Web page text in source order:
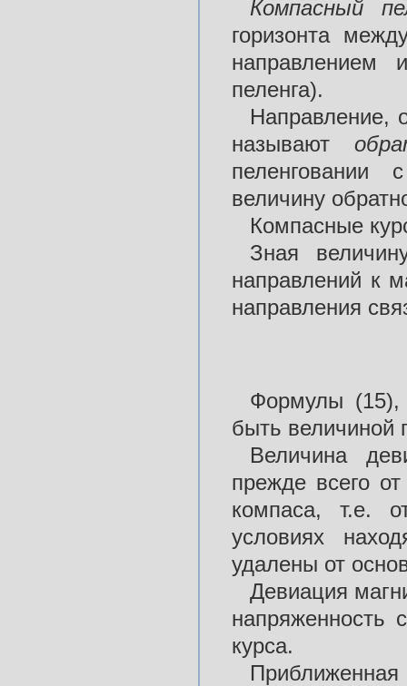
Компасный
горизонта
направлением
пеленга).
Направление,
называют
величину
Компасные
Зная
направлений к
направления
Формулы (15),
быть величиной
Величина
прежде всего
компаса, т.е.
условиях
удалены от
Девиация
напряженность
курса.